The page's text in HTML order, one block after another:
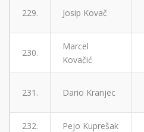
229. Josip Kovač
230.
Marcel
Kovačić
231. Dario Kranjec
232. Pejo Kuprešak